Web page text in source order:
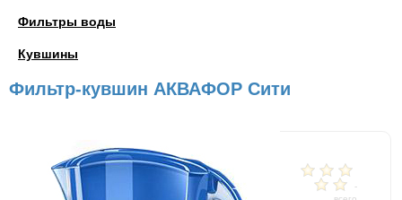
Фильтры воды
Кувшины
Фильтр-кувшин АКВАФОР Сити
-